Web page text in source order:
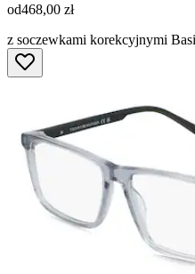
od468,00 zł
z soczewkami korekcyjnymi